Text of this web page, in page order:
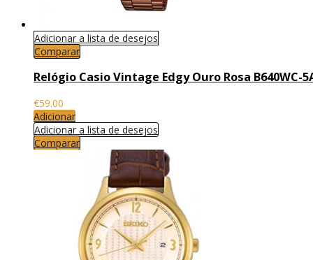
Adicionar a lista de desejos
Comparar
Relógio Casio Vintage Edgy Ouro Rosa B640WC-
€59.00
Adicionar
Adicionar a lista de desejos
Comparar